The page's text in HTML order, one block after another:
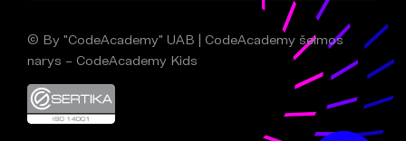
© By "CodeAcademy" UAB | CodeAcademy šeimos
narys – CodeAcademy Kids